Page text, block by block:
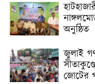
অনুষ্ঠিত
জুলাই
জোটের